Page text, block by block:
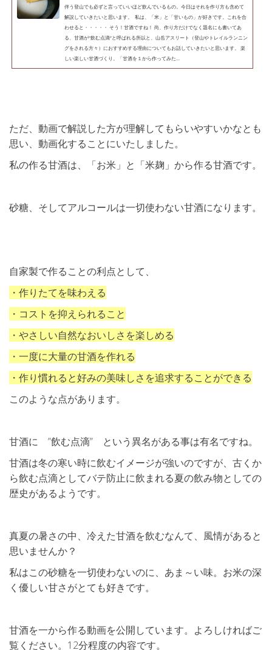
伴う登山でも必ずと言っていいほど飲んでいるもの。今日はそれを作り方も含めて
解説していきたいと思います。 私は、「米」と「甘いもの」が好きです。これを合
わせると・・・・・ そう！甘酒ですね！ 尚、作り方だけでなく題名にも書いてあ
る、甘酒が”飲む点滴”と呼ばれる所以と、山岳アスリート（登山やトレイルランニン
グをされる方々）におすすめする理由についてもお話していきたいと思います。 楽
しい楽しい甘酒づくり。「甘酒を１から作ってみた...
ただ、動画で解説した方が理解してもらいやすいかなとも
思い、動画化することにいたしました。
私の作る甘酒は、「お米」と「米麹」から作る甘酒です。
砂糖、そしてアルコールは一切使わない甘酒になります。
自家製で作ることの利点として、
・作りたてを味わえる
・コストを抑えられること
・やさしい自然なおいしさを楽しめる
・一度に大量の甘酒を作れる
・作り慣れると好みの美味しさを追求することができる
このような点があります。
甘酒に ”飲む点滴” という異名がある事は有名ですね。
甘酒は冬の寒い時に飲むイメージが強いのですが、古くか
ら飲む点滴としてバテ防止に飲まれる夏の飲み物としての
歴史があるようです。
真夏の暑さの中、冷えた甘酒を飲むなんて、風情があると
思いませんか？
私はこの砂糖を一切使わないのに、あま～い味。お米の深
く優しい甘さがとても好きです。
甘酒を一から作る動画を公開しています。よろしければご
覧ください。12分程度の内容です。